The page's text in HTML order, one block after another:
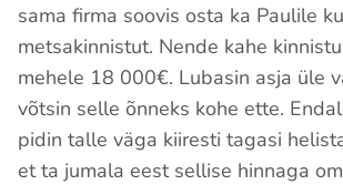
sama firma soovis osta ka Paulile
metsakinnistut. Nende kahe
mehele 18 000€. Lubasin asja üle
võtsin selle õnneks kohe ette.
pidin talle väga kiiresti tagasi
et ta jumala eest sellise hinnaga